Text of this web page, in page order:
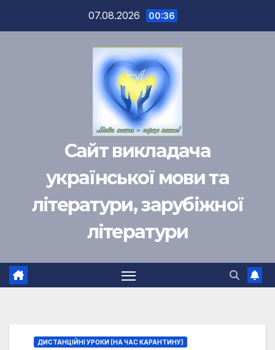
07.08.2026 00:36
Сайт викладача
української мови та
літератури, зарубіжної
літератури
ДИСТАНЦІЙНІ УРОКИ (НА ЧАС КАРАНТИНУ)